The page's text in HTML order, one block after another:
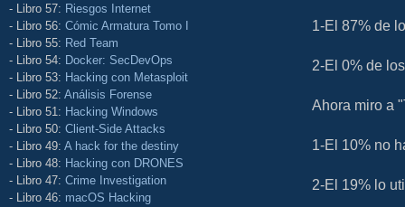
- Libro 57: Riesgos Internet
- Libro 56: Cómic Armatura Tomo I
- Libro 55: Red Team
- Libro 54: Docker: SecDevOps
- Libro 53: Hacking con Metasploit
- Libro 52: Análisis Forense
- Libro 51: Hacking Windows
- Libro 50: Client-Side Attacks
- Libro 49: A hack for the destiny
- Libro 48: Hacking con DRONES
- Libro 47: Crime Investigation
- Libro 46: macOS Hacking
1-El 87% de
2-El 0% de
Ahora miro a
1-El 10% no
2-El 19% lo